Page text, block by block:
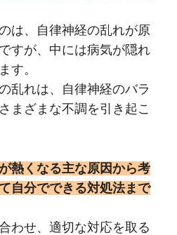
は、自律神経の乱れが原
すが、中には病気が隠れ
す。
乱れは、自律神経のバラ
まざまな不調を引き起こ
熱くなる主な原因から考
自分でできる対処法まで
わせ、適切な対応を取る